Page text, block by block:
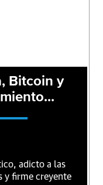
Bitcoin y
adicto a las
y firme creyente